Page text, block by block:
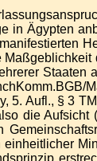
in Ägypten
Staaten
5. Aufl., § 3
die Aufsicht